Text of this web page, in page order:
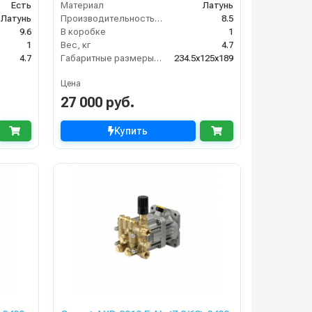
Есть
Латунь
9.6
1
4.7
Материал
Латунь
Производительность (л/мин)
8.5
В коробке
1
Вес, кг
4.7
Габаритные размеры, мм
234.5x125x189
Цена
27 000 руб.
Купить